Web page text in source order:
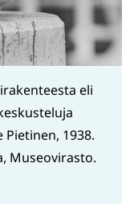
eli
Pietinen, 1938.
Museovirasto.